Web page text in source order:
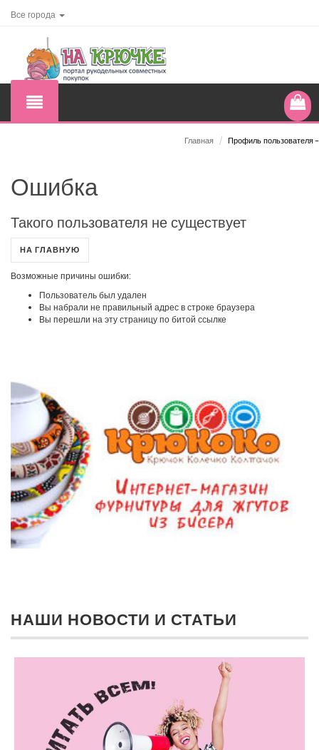
Все города
Главная / Профиль пользователя -
Ошибка
Такого пользователя не существует
НА ГЛАВНУЮ
Возможные причины ошибки:
Пользователь был удален
Вы набрали не правильный адрес в строке браузера
Вы перешли на эту страницу по битой ссылке
НАШИ НОВОСТИ И СТАТЬИ